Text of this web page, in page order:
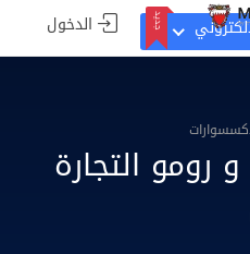
جديد الدخول
رومو التجارة